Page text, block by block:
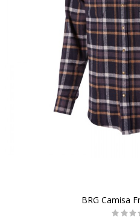
BRG Camisa